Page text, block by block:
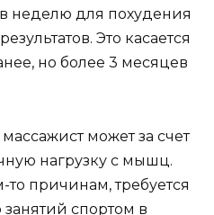
неделю для похудения
Это касается
но более 3 месяцев
может за счет
нагрузку с мышц.
то причинам, требуется
спортом в